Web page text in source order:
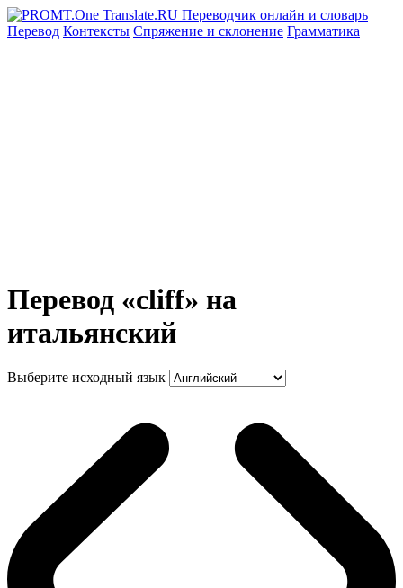
Перевод Контексты Спряжение и склонение Грамматика
Перевод «cliff» на
итальянский
Выберите исходный язык